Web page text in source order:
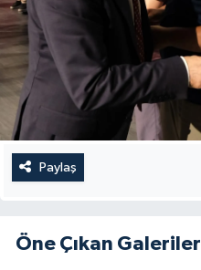
Paylaş
Öne Çıkan Galeriler